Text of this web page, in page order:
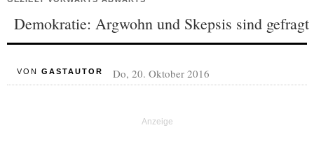
Demokratie: Argwohn und Skepsis sind gefragt
VON GASTAUTOR Do, 20. Oktober 2016